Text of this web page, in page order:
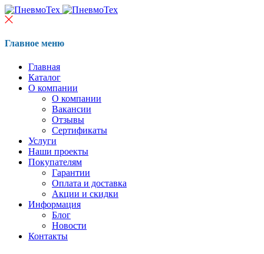
Главное меню
Главная
Каталог
О компании
О компании
Вакансии
Отзывы
Сертификаты
Услуги
Наши проекты
Покупателям
Гарантии
Оплата и доставка
Акции и скидки
Информация
Блог
Новости
Контакты